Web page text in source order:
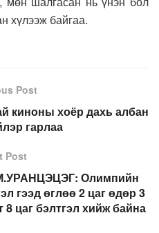
хүлээж байгаа.
Post
киноны хоёр дахь албан
гарлаа
Post
Олимпийн
гээд өглөө 2 цаг өдөр 3
8 цаг бэлтгэл хийж байна